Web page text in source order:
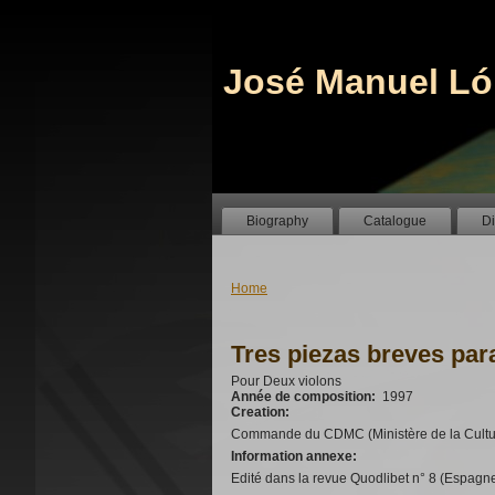
José Manuel
Biography Catalogue
Home
Tres piezas breves
Pour Deux violons
Année de composition: 1997
Creation:
Commande du CDMC (Ministère de la
Information annexe:
Edité dans la revue Quodlibet n° 8